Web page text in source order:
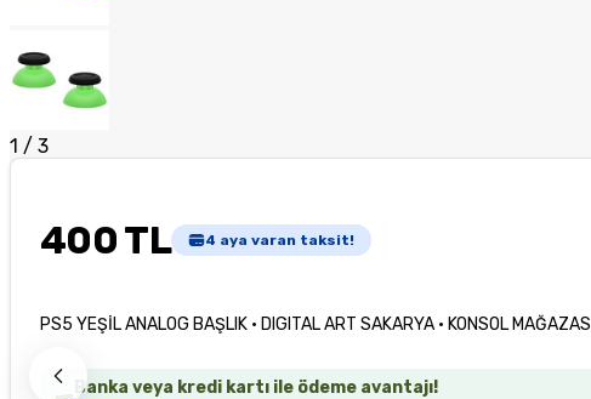
1 / 3
400 TL 4 aya varan taksit!
PS5 YEŞİL ANALOG BAŞLIK · DIGITAL ART SAKARYA · KONSOL MAĞAZASI
Banka veya kredi kartı ile ödeme avantajı!